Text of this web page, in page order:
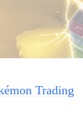
Trading